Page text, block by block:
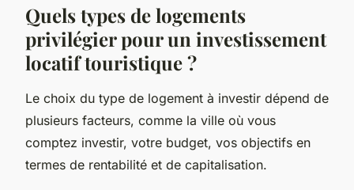
Quels types de logements
privilégier pour un investissement
locatif touristique ?
Le choix du type de logement à investir dépend de
plusieurs facteurs, comme la ville où vous
comptez investir, votre budget, vos objectifs en
termes de rentabilité et de capitalisation.